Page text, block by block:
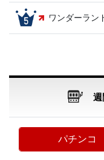
ワンダーラン
週
パチンコ